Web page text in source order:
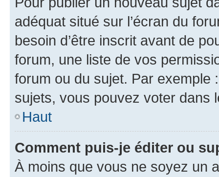
adéquat situé sur l’écran du
besoin d’être inscrit avant de
forum, une liste de vos
forum ou du sujet. Par exemple
sujets, vous pouvez voter dans
Haut
Comment puis-je éditer ou
À moins que vous ne soyez un